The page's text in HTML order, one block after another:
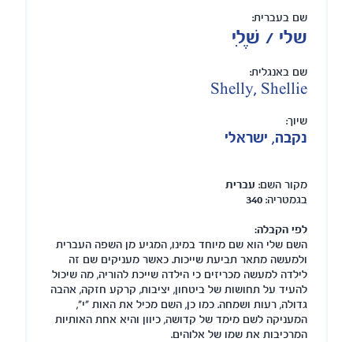
שם בעברית:
שלי / שֶׁלִי
שם באנגלית:
Shelly, Shellie
שיוך:
נקבה, ישראלי
מקור השם: עברית
בגמטריה: 340
לפי הקבלה:
השם שלי הוא שם מיוחד במינו, המגיע מן השפה העברית
ולמעשה מתאר תביעת שייכות. כאשר מעניקים שם זה
לילדה למעשה מכריזים כי הילדה שייכת להוריה, מה שיכול
להעיד על תחושות של ביטחון, יציבות, קרקע חזקה, אהבה
גדולה, רעות ושמחה. כמו כן, השם מכיל את האות "י",
המעניקה לשם מימד של קדושה, כיוון והיא אחת האותיות
המרכיבות את שמו של אלוהים.